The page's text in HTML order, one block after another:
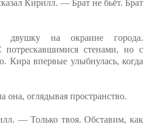
Кирилл. — Брат не бьёт. Брат
двушку на окраине города.
потрескавшимися стенами, но с
Кира впервые улыбнулась, когда
оглядывая пространство.
— Только твоя. Обставим, как